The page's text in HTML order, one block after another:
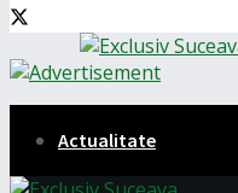
Actualitate